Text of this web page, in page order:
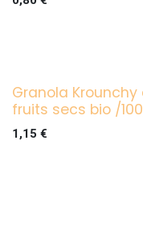
Granola Krounchy
fruits secs bio /
1,15 €